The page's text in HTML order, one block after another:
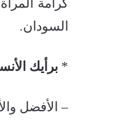
السودان.
* برأيك
– الأفضل